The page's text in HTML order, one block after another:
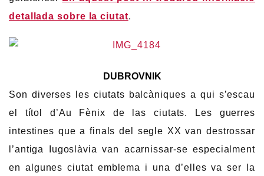
detallada sobre la ciutat.
DUBROVNIK
Son diverses les ciutats balcàniques a qui s’escau
el títol d’Au Fènix de las ciutats. Les guerres
intestines que a finals del segle XX van destrossar
l’antiga Iugoslàvia van acarnissar-se especialment
en algunes ciutat emblema i una d’elles va ser la